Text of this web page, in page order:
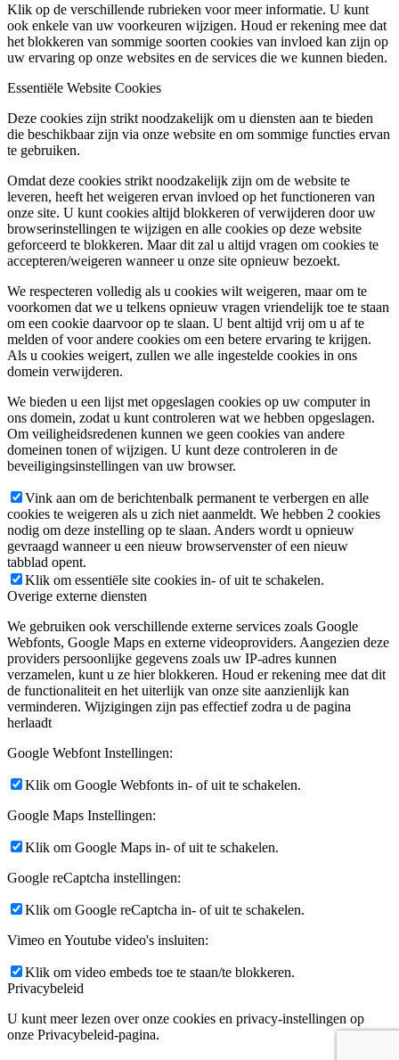
Klik op de verschillende rubrieken voor meer informatie. U kunt
ook enkele van uw voorkeuren wijzigen. Houd er rekening mee dat
het blokkeren van sommige soorten cookies van invloed kan zijn op
uw ervaring op onze websites en de services die we kunnen bieden.
Essentiële Website Cookies
Deze cookies zijn strikt noodzakelijk om u diensten aan te bieden
die beschikbaar zijn via onze website en om sommige functies ervan
te gebruiken.
Omdat deze cookies strikt noodzakelijk zijn om de website te
leveren, heeft het weigeren ervan invloed op het functioneren van
onze site. U kunt cookies altijd blokkeren of verwijderen door uw
browserinstellingen te wijzigen en alle cookies op deze website
geforceerd te blokkeren. Maar dit zal u altijd vragen om cookies te
accepteren/weigeren wanneer u onze site opnieuw bezoekt.
We respecteren volledig als u cookies wilt weigeren, maar om te
voorkomen dat we u telkens opnieuw vragen vriendelijk toe te staan
om een cookie daarvoor op te slaan. U bent altijd vrij om u af te
melden of voor andere cookies om een betere ervaring te krijgen.
Als u cookies weigert, zullen we alle ingestelde cookies in ons
domein verwijderen.
We bieden u een lijst met opgeslagen cookies op uw computer in
ons domein, zodat u kunt controleren wat we hebben opgeslagen.
Om veiligheidsredenen kunnen we geen cookies van andere
domeinen tonen of wijzigen. U kunt deze controleren in de
beveiligingsinstellingen van uw browser.
Vink aan om de berichtenbalk permanent te verbergen en alle
cookies te weigeren als u zich niet aanmeldt. We hebben 2 cookies
nodig om deze instelling op te slaan. Anders wordt u opnieuw
gevraagd wanneer u een nieuw browservenster of een nieuw
tabblad opent.
Klik om essentiële site cookies in- of uit te schakelen.
Overige externe diensten
We gebruiken ook verschillende externe services zoals Google
Webfonts, Google Maps en externe videoproviders. Aangezien deze
providers persoonlijke gegevens zoals uw IP-adres kunnen
verzamelen, kunt u ze hier blokkeren. Houd er rekening mee dat dit
de functionaliteit en het uiterlijk van onze site aanzienlijk kan
verminderen. Wijzigingen zijn pas effectief zodra u de pagina
herlaadt
Google Webfont Instellingen:
Klik om Google Webfonts in- of uit te schakelen.
Google Maps Instellingen:
Klik om Google Maps in- of uit te schakelen.
Google reCaptcha instellingen:
Klik om Google reCaptcha in- of uit te schakelen.
Vimeo en Youtube video's insluiten:
Klik om video embeds toe te staan/te blokkeren.
Privacybeleid
U kunt meer lezen over onze cookies en privacy-instellingen op
onze Privacybeleid-pagina.